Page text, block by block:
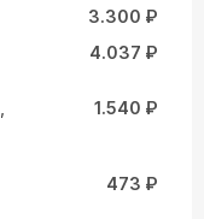
3.300 ₽
4.037 ₽
1.540 ₽
473 ₽